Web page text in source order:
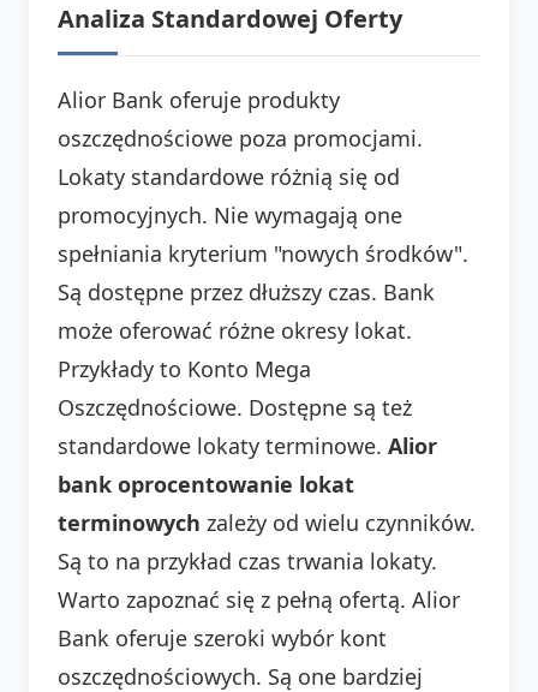
Analiza Standardowej Oferty
Alior Bank oferuje produkty
oszczędnościowe poza promocjami.
Lokaty standardowe różnią się od
promocyjnych. Nie wymagają one
spełniania kryterium "nowych środków".
Są dostępne przez dłuższy czas. Bank
może oferować różne okresy lokat.
Przykłady to Konto Mega
Oszczędnościowe. Dostępne są też
standardowe lokaty terminowe. Alior
bank oprocentowanie lokat
terminowych zależy od wielu czynników.
Są to na przykład czas trwania lokaty.
Warto zapoznać się z pełną ofertą. Alior
Bank oferuje szeroki wybór kont
oszczędnościowych. Są one bardziej